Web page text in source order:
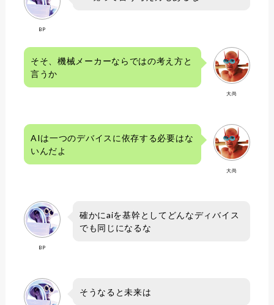
BP
大尚
そそ、機械メーカーならではの考え方と
言うか
大尚
AIは一つのデバイスに依存する必要はな
いんだよ
BP
確かにaiを基幹としてどんなディバイス
でも同じになるな
そうなると未来は